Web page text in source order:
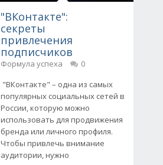
"ВКонтакте":
секреты
привлечения
подписчиков
Формула успеха
0
"ВКонтакте" – одна из самых
популярных социальных сетей в
России, которую можно
использовать для продвижения
бренда или личного профиля.
Чтобы привлечь внимание
аудитории, нужно